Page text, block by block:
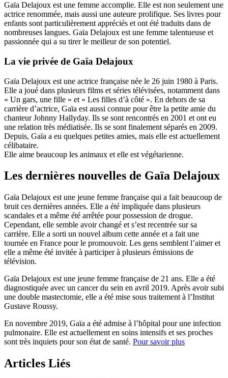
Gaïa Delajoux est une femme accomplie. Elle est non seulement une
actrice renommée, mais aussi une auteure prolifique. Ses livres pour
enfants sont particulièrement appréciés et ont été traduits dans de
nombreuses langues. Gaïa Delajoux est une femme talentueuse et
passionnée qui a su tirer le meilleur de son potentiel.
La vie privée de Gaïa Delajoux
Gaïa Delajoux est une actrice française née le 26 juin 1980 à Paris.
Elle a joué dans plusieurs films et séries télévisées, notamment dans
« Un gars, une fille » et « Les filles d’à côté ». En dehors de sa
carrière d’actrice, Gaïa est aussi connue pour être la petite amie du
chanteur Johnny Hallyday. Ils se sont rencontrés en 2001 et ont eu
une relation très médiatisée. Ils se sont finalement séparés en 2009.
Depuis, Gaïa a eu quelques petites amies, mais elle est actuellement
célibataire.
Elle aime beaucoup les animaux et elle est végétarienne.
Les dernières nouvelles de Gaïa Delajoux
Gaïa Delajoux est une jeune femme française qui a fait beaucoup de
bruit ces dernières années. Elle a été impliquée dans plusieurs
scandales et a même été arrêtée pour possession de drogue.
Cependant, elle semble avoir changé et s’est recentrée sur sa
carrière. Elle a sorti un nouvel album cette année et a fait une
tournée en France pour le promouvoir. Les gens semblent l’aimer et
elle a même été invitée à participer à plusieurs émissions de
télévision.
Gaïa Delajoux est une jeune femme française de 21 ans. Elle a été
diagnostiquée avec un cancer du sein en avril 2019. Après avoir subi
une double mastectomie, elle a été mise sous traitement à l’Institut
Gustave Roussy.
En novembre 2019, Gaïa a été admise à l’hôpital pour une infection
pulmonaire. Elle est actuellement en soins intensifs et ses proches
sont très inquiets pour son état de santé. Pour savoir plus
Articles Liés